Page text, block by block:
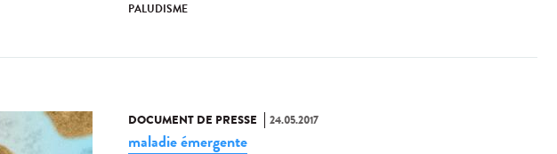
PALUDISME
DOCUMENT DE PRESSE 24.05.2017
maladie émergente